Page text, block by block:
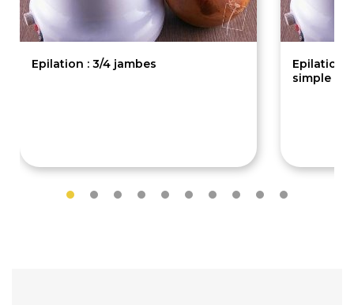
Epilation : 3/4 jambes
Epilation
simple